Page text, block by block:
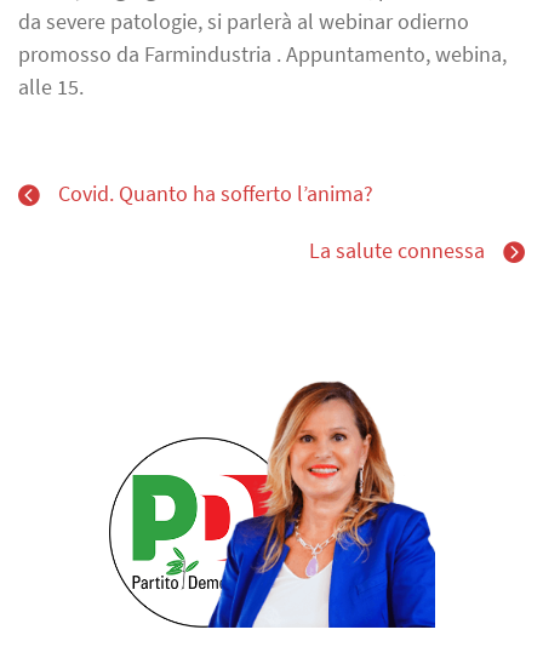
da severe patologie, si parlerà al webinar odierno
promosso da Farmindustria . Appuntamento, webina,
alle 15.
Covid. Quanto ha sofferto l’anima?
La salute connessa